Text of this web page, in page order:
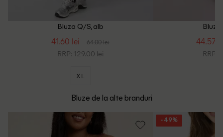
Bluza Q/S, alb
41.60 lei 64.00 lei
RRP: 129.00 lei
XL
Bluza
44.57
RRP:
Bluze de la alte branduri
- 49%